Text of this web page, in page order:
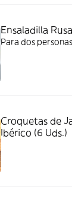
Ensaladilla
Para dos personas
Croquetas de
Ibérico (6 Uds.)